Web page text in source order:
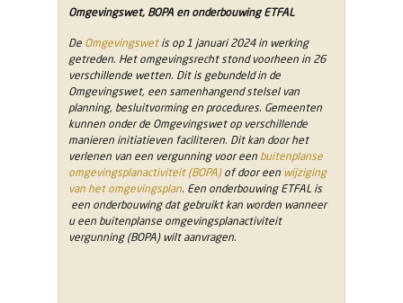
Omgevingswet, BOPA en onderbouwing ETFAL
De Omgevingswet is op 1 januari 2024 in werking
getreden. Het omgevingsrecht stond voorheen in 26
verschillende wetten. Dit is gebundeld in de
Omgevingswet, een samenhangend stelsel van
planning, besluitvorming en procedures. Gemeenten
kunnen onder de Omgevingswet op verschillende
manieren initiatieven faciliteren. Dit kan door het
verlenen van een vergunning voor een buitenplanse
omgevingsplanactiviteit (BOPA)of door een wijziging
van het omgevingsplan. Een onderbouwing ETFAL is
een onderbouwing dat gebruikt kan worden wanneer
u een buitenplanse omgevingsplanactiviteit
vergunning (BOPA) wilt aanvragen.